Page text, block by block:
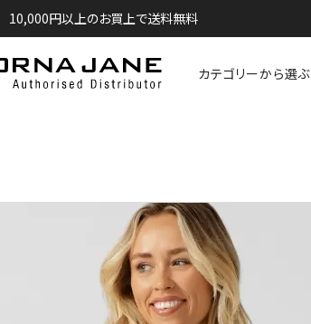
10,000円以上のお買上で送料無料
カテゴリーから選ぶ
新規会員登録